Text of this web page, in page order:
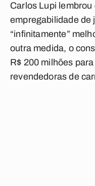
Carlos Lupi lembrou
empregabilidade de
“infinitamente”
outra medida, o
R$ 200 milhões
revendedoras de